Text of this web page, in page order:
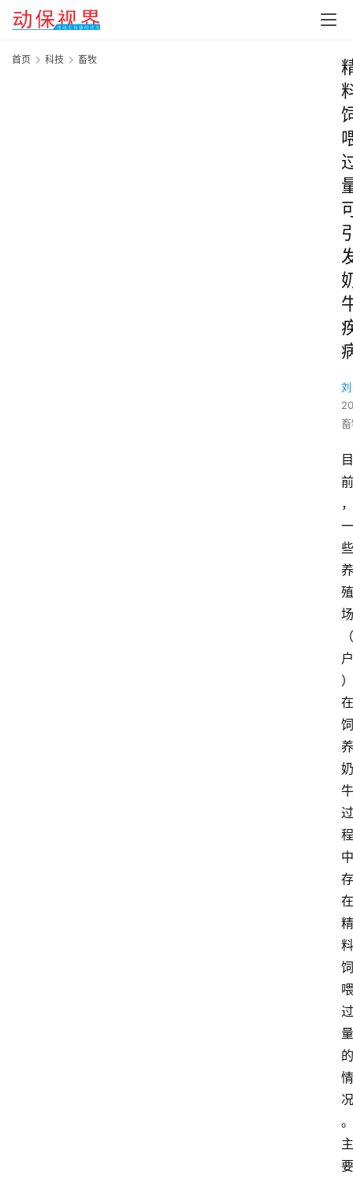
首页 科技 畜牧
目
前
，
一
些
养
殖
场
（
户
）
在
饲
养
奶
牛
过
程
中
存
在
精
料
饲
喂
过
量
的
情
况
。
主
要